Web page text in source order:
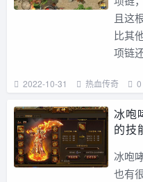
且这
比其
项链
2022-10-31 热血传奇 0
冰咆
的技
冰咆
也有